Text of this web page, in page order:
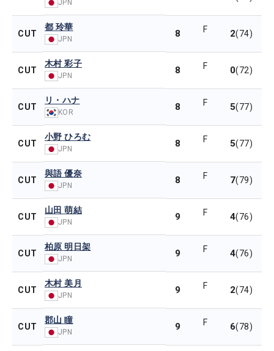
JPN
CUT
都 玲華
JPN 8 F 2(74)
CUT
木村 彩子
JPN 8 F 0(72)
CUT
リ・ハナ
KOR 8 F 5(77)
CUT
小野 ひろむ
JPN 8 F 5(77)
CUT
與語 優奈
JPN 8 F 7(79)
CUT
山田 萌結
JPN 9 F 4(76)
CUT
柏原 明日架
JPN 9 F 4(76)
CUT
木村 美月
JPN 9 F 2(74)
CUT
郡山 瞳
JPN 9 F 6(78)